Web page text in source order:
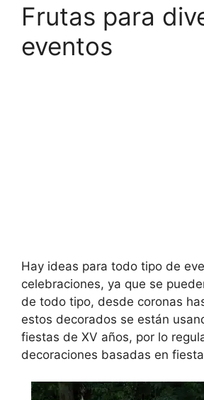
Frutas para
eventos
Hay ideas para todo tipo de
celebraciones, ya que se
de todo tipo, desde coronas
estos decorados se están
fiestas de XV años, por lo
decoraciones basadas en